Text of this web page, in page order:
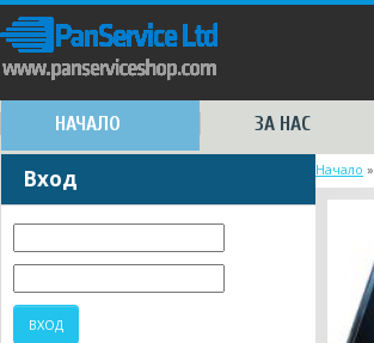
НАЧАЛО ЗА НАС
Вход Начало »